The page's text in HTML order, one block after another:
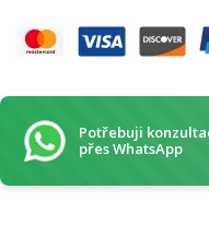
Potřebuji
přes WhatsApp